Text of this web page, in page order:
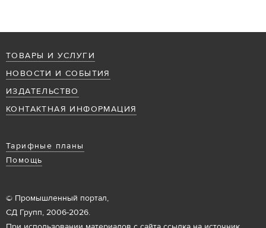
ТОВАРЫ И УСЛУГИ
НОВОСТИ И СОБЫТИЯ
ИЗДАТЕЛЬСТВО
КОНТАКТНАЯ ИНФОРМАЦИЯ
Тарифные планы
Помощь
© Промышленный портал,
СД Групп, 2006-2026.